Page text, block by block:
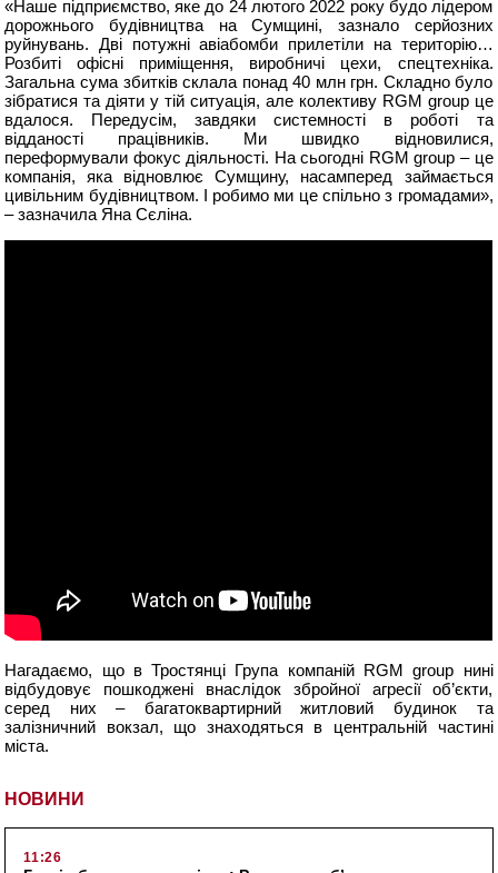
НОВИНИ
11:26
«Наше підприємство, яке до 24 лютого 2022 року будо лідером
дорожнього будівництва на Сумщині, зазнало серйозних
руйнувань. Дві потужні авіабомби прилетіли на територію…
Розбиті офісні приміщення, виробничі цехи, спецтехніка.
Загальна сума збитків склала понад 40 млн грн. Складно було
зібратися та діяти у тій ситуація, але колективу RGM group це
вдалося. Передусім, завдяки системності в роботі та
відданості працівників. Ми швидко відновилися,
переформували фокус діяльності. На сьогодні RGM group – це
компанія, яка відновлює Сумщину, насамперед займається
цивільним будівництвом. І робимо ми це спільно з громадами»,
– зазначила Яна Сєліна.
Нагадаємо, що в Тростянці Група компаній RGM group нині
відбудовує пошкоджені внаслідок збройної агресії об’єкти,
серед них – багатоквартирний житловий будинок та
залізничний вокзал, що знаходяться в центральній частині
міста.